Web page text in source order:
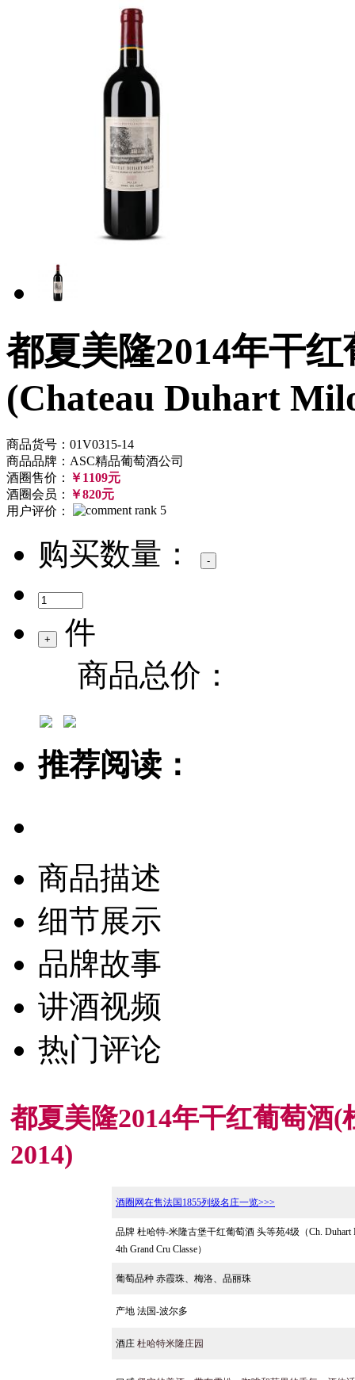
都夏美隆2014年干
(Chateau Duhart
商品货号：01V0315-14
商品品牌：ASC精品葡萄酒公司
酒圈售价： ￥1109元
酒圈会员： ￥820元
用户评价：
购买数量：
件
商品总价：
推荐阅读：
商品描述
细节展示
品牌故事
讲酒视频
热门评论
都夏美隆2014年干红葡萄酒
2014)
酒圈网在售法国1855列级名庄一览>>>
品牌 杜哈特-米隆古堡干红葡萄酒 头等苑4级（Ch. Duhart
4th Grand Cru Classe）
葡萄品种 赤霞珠、梅洛、品丽珠
产地 法国-波尔多
酒庄 杜哈特米隆庄园